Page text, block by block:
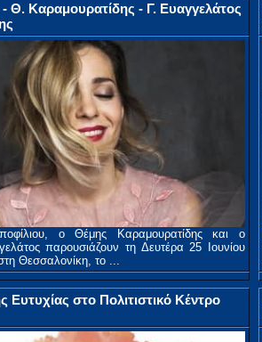
Θ. Καραμουρατίδης - Γ. Ευαγγελάτος
ο Θέμης Καραμουρατίδης και ο
παρουσιάζουν τη Δευτέρα 25 Ιουνίου
Θεσσαλονίκη, το ...
Ευτυχίας στο Πολιτιστικό Κέντρο